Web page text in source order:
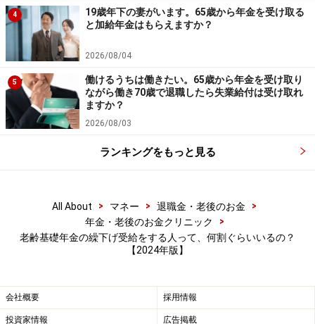
4
19歳年下の妻がいます。65歳から年金を受け取る
と加給年金はもらえますか？
2026/08/04
5
働けるうちは働きたい。65歳から年金を受け取り
ながら働き70歳で退職したら失業給付は受け取れ
ますか？
2026/08/03
ランキングをもっと見る
All About > マネー > 退職金・老後のお金
>
年金・老後のお金クリニック
>
老齢基礎年金の繰下げ受給をする人って、何割ぐらいいるの？
【2024年版】
会社概要 採用情報
投資家情報 広告掲載